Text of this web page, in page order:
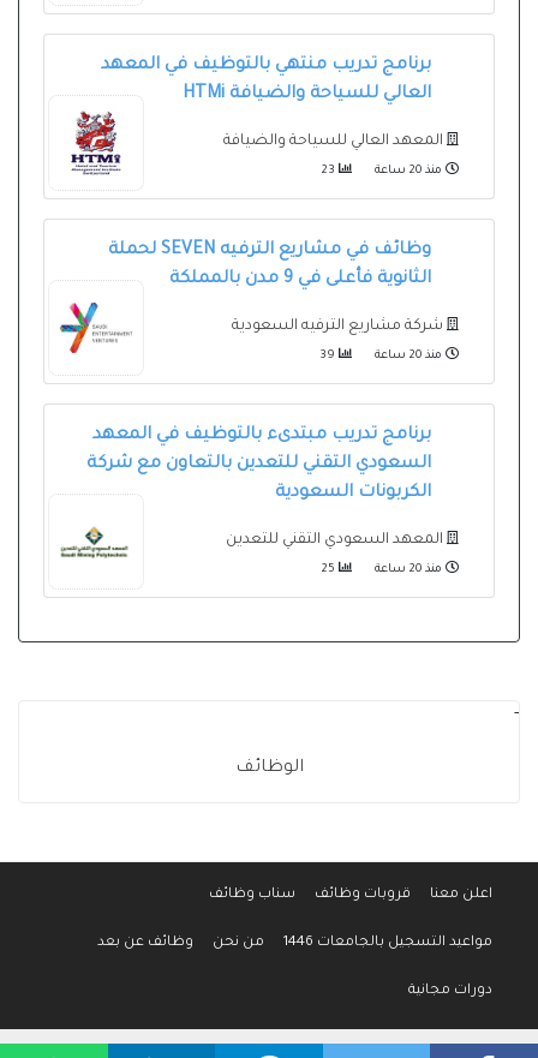
برنامج تدريب منتهي بالتوظيف في المعهد
العالي للسياحة والضيافة HTMi
المعهد العالي للسياحة والضيافة
منذ 20 ساعة
وظائف في مشاريع الترفيه SEVEN لحملة
الثانوية فأعلى في 9 مدن بالمملكة
شركة مشاريع الترفيه السعودية
منذ 20 ساعة
برنامج تدريب مبتدىء بالتوظيف في المعهد
السعودي التقني للتعدين بالتعاون مع شركة
الكربونات السعودية
المعهد السعودي التقني للتعدين
منذ 20 ساعة
-
الوظائف
اعلن معنا قروبات وظائف سناب وظائف
مواعيد التسجيل بالجامعات 1446 من نحن وظائف عن بعد
دورات مجانية
جميع الحقوق محفوظة لموقع وظائف المواطن © 2016-2026